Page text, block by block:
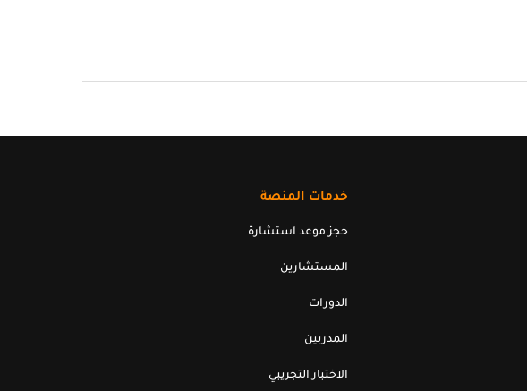
خدمات المنصة
حجز موعد استشارة
المستشارين
الدورات
المدربين
الاختبار التجريبي